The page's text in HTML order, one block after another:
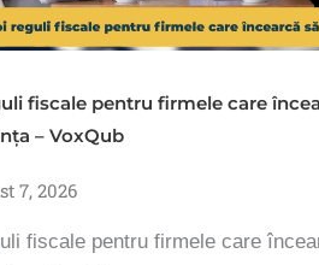
fiscale pentru firmele care
– VoxQub
7, 2026
fiscale pentru firmele care